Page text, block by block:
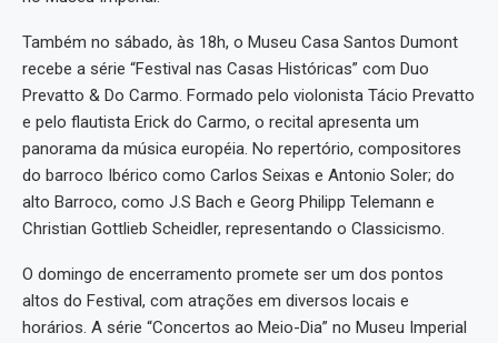
Também no sábado, às 18h, o Museu Casa Santos Dumont
recebe a série “Festival nas Casas Históricas” com Duo
Prevatto & Do Carmo. Formado pelo violonista Tácio Prevatto
e pelo flautista Erick do Carmo, o recital apresenta um
panorama da música européia. No repertório, compositores
do barroco Ibérico como Carlos Seixas e Antonio Soler; do
alto Barroco, como J.S Bach e Georg Philipp Telemann e
Christian Gottlieb Scheidler, representando o Classicismo.
O domingo de encerramento promete ser um dos pontos
altos do Festival, com atrações em diversos locais e
horários. A série “Concertos ao Meio-Dia” no Museu Imperial